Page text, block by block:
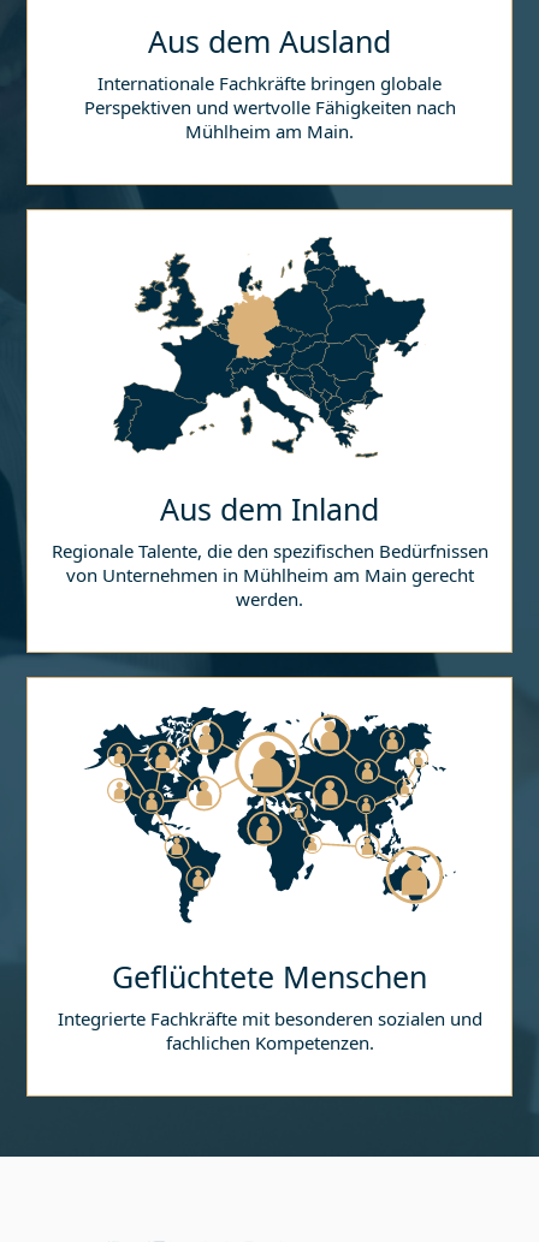
Aus dem Ausland
Internationale Fachkräfte bringen globale
Perspektiven und wertvolle Fähigkeiten nach
Mühlheim am Main.
Aus dem Inland
Regionale Talente, die den spezifischen Bedürfnissen
von Unternehmen in Mühlheim am Main gerecht
werden.
Geflüchtete Menschen
Integrierte Fachkräfte mit besonderen sozialen und
fachlichen Kompetenzen.